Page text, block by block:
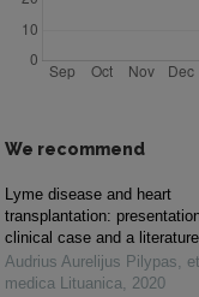
We recommend
Lyme disease and heart
transplantation:
clinical case and a
Audrius Aurelijus Pilypas, et
medica Lituanica
2020